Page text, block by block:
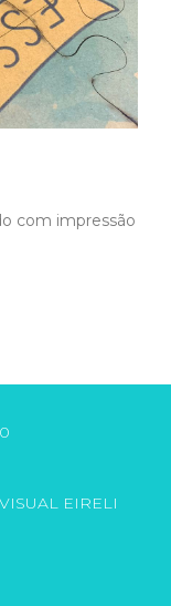
com impressão
EIRELI